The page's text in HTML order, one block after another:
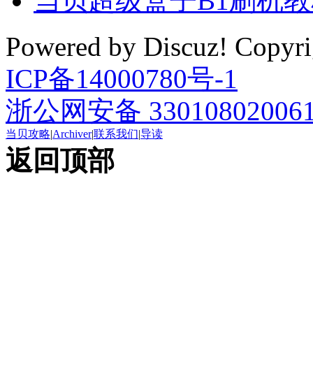
Powered by Discuz!
ICP备14000780号-1
浙公网安备
当贝攻略|Archiver|联系我们|导读
返回顶部